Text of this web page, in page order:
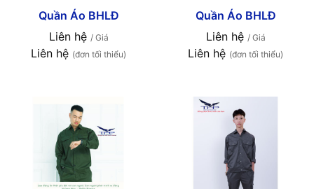
Quần Áo BHLĐ
Liên hệ / Giá
Liên hệ (đơn tối thiểu)
Quần Áo BHLĐ
Liên hệ / Giá
Liên hệ (đơn tối thiểu)